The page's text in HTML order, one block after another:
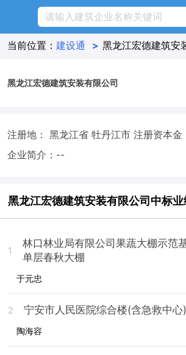
当前位置： 建设通 > 黑龙江宏德建筑安
黑龙江宏德建筑安装有限公司
注册地： 黑龙江省 牡丹江市 注册资本
企业简介：--
黑龙江宏德建筑安装有限公司中标业
1
林口林业局有限公司果蔬大棚示范
单层春秋大棚
于元忠
2 宁安市人民医院综合楼(含急救中
陶海容